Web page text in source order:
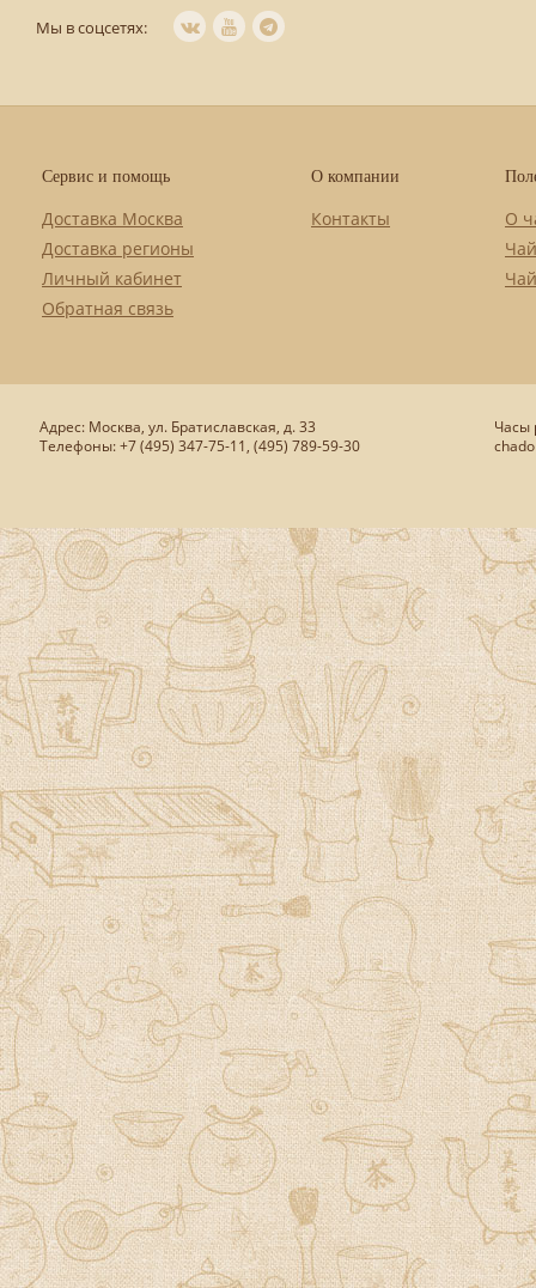
Мы в соцсетях:
Сервис и помощь
Доставка Москва
Доставка регионы
Личный кабинет
Обратная связь
О компании
Контакты
О
Адрес: Москва, ул. Братиславская, д. 33
Телефоны: +7 (495) 347-75-11, (495) 789-59-30
Часы